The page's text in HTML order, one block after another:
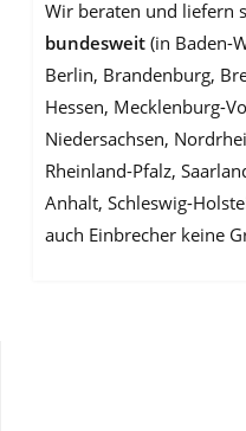
Wir beraten und liefern
bundesweit(in Baden-
Berlin, Brandenburg,
Hessen, Mecklenburg-
Niedersachsen,
Rheinland-Pfalz,
Anhalt, Schleswig-
auch Einbrecher keine